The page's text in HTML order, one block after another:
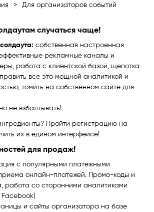
> Для организаторов событий
случаться чаще!
собственная настроенная
рекламные каналы и
работа с клиентской базой, щепотка
все это мощной аналитикой и
томить на собственном сайте для
не взбалтывать!
Пройти регистрацию на
их в едином интерфейсе!
для продаж!
с популярными платежными
онлайн-платежей. Промо-коды и
работа со сторонними аналитиками
и сайты организатора на базе